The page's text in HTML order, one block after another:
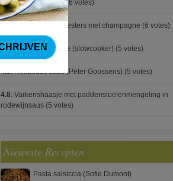
spek (Jeroen Meus)(6 votes)
Gegratineerde oesters met champagne (6 votes)
4.8:Linzenbolognese (slowcooker) (5 votes)
4.8:Hollandse saus (Peter Goossens) (5 votes)
4.8: Varkenshaasje met paddenstoelenmengeling in
rodewijnsaus (5 votes)
Nieuwste Recepten
Pasta salsiccia (Sofie Dumont)